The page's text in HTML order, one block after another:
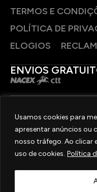
Usamos cookies para
apresentar anúncios ou
nosso tráfego. Ao clicar
uso de cookies. Política
TERMOS E
POLÍTICA DE
ELOGIOS
ENVIOS
SIGA-NOS
2025 © OURIVESARIA